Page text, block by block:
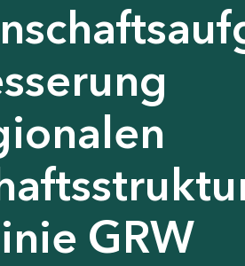
GRW